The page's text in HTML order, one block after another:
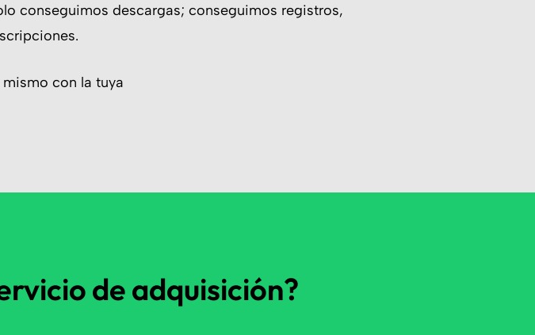
conseguimos descargas; conseguimos registros,
con la tuya
de adquisición?